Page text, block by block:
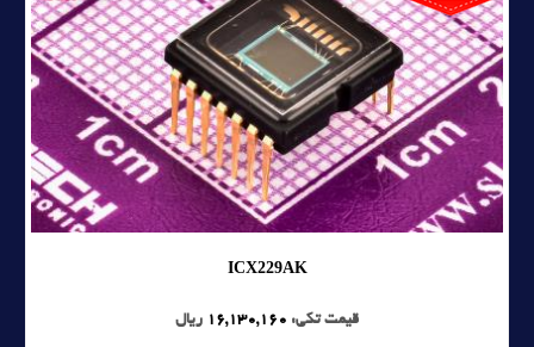
ICX229AK
قیمت تکی: 16,130,160 ریال